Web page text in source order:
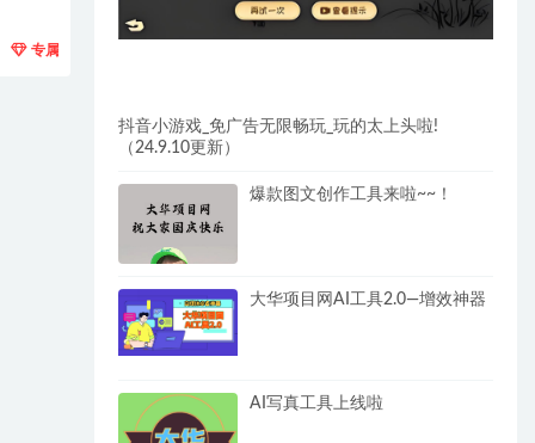
专属
抖音小游戏_免广告无限畅玩_玩的太上头啦!
（24.9.10更新）
爆款图文创作工具来啦~~！
大华项目网AI工具2.0—增效神器
AI写真工具上线啦